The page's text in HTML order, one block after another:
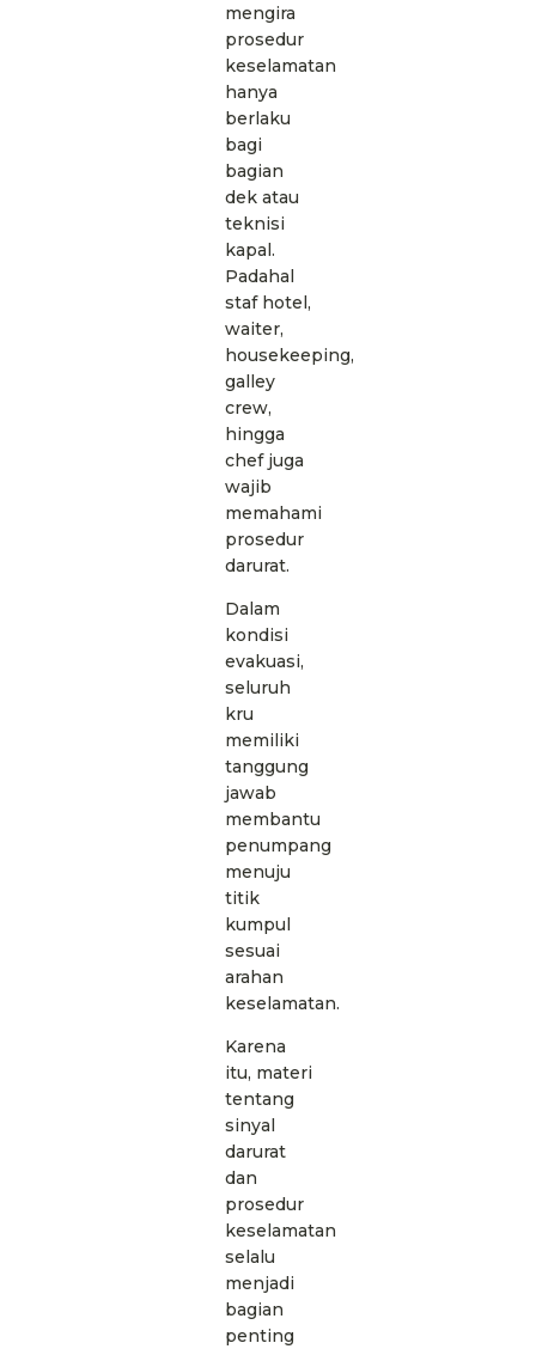
mengira
prosedur
keselamatan
hanya
berlaku
bagi
bagian
dek atau
teknisi
kapal.
Padahal
staf hotel,
waiter,
housekeeping,
galley
crew,
hingga
chef juga
wajib
memahami
prosedur
darurat.
Dalam
kondisi
evakuasi,
seluruh
kru
memiliki
tanggung
jawab
membantu
penumpang
menuju
titik
kumpul
sesuai
arahan
keselamatan.
Karena
itu, materi
tentang
sinyal
darurat
dan
prosedur
keselamatan
selalu
menjadi
bagian
penting